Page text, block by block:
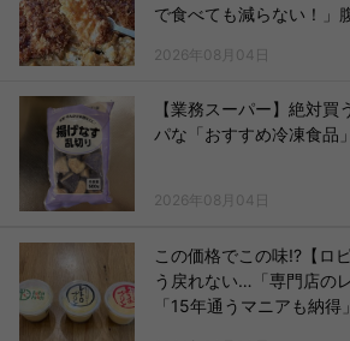
で食べても減らない！」
2026年08月04日
【業務スーパー】絶対買
パな「おすすめ冷凍食品
2026年08月04日
この価格でこの味!?【ロ
う戻れない…「専門店の
「15年通うマニアも納得